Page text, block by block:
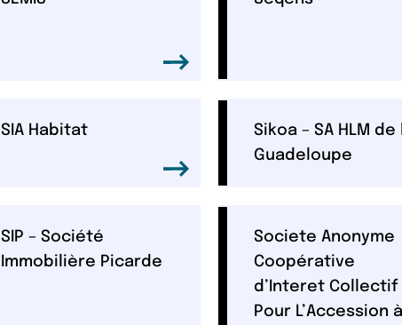
SIA Habitat
Sikoa – SA HLM de
Guadeloupe
SIP – Société
Immobilière Picarde
Societe Anonyme
Coopérative
d’Interet Collectif
Pour L’Accession à